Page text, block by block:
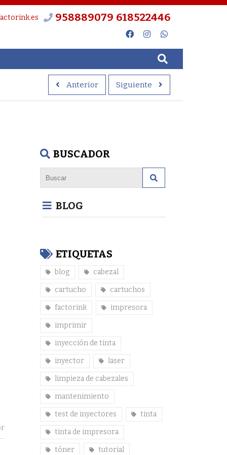
958889079 618522446
Anterior Siguiente
BUSCADOR
BLOG
ETIQUETAS
blog cabezal
cartucho cartuchos
factorink impresora
imprimir
inyección de tinta
inyector laser
limpieza de cabezales
mantenimiento
test de inyectores tinta
tinta de impresora
tóner tutorial